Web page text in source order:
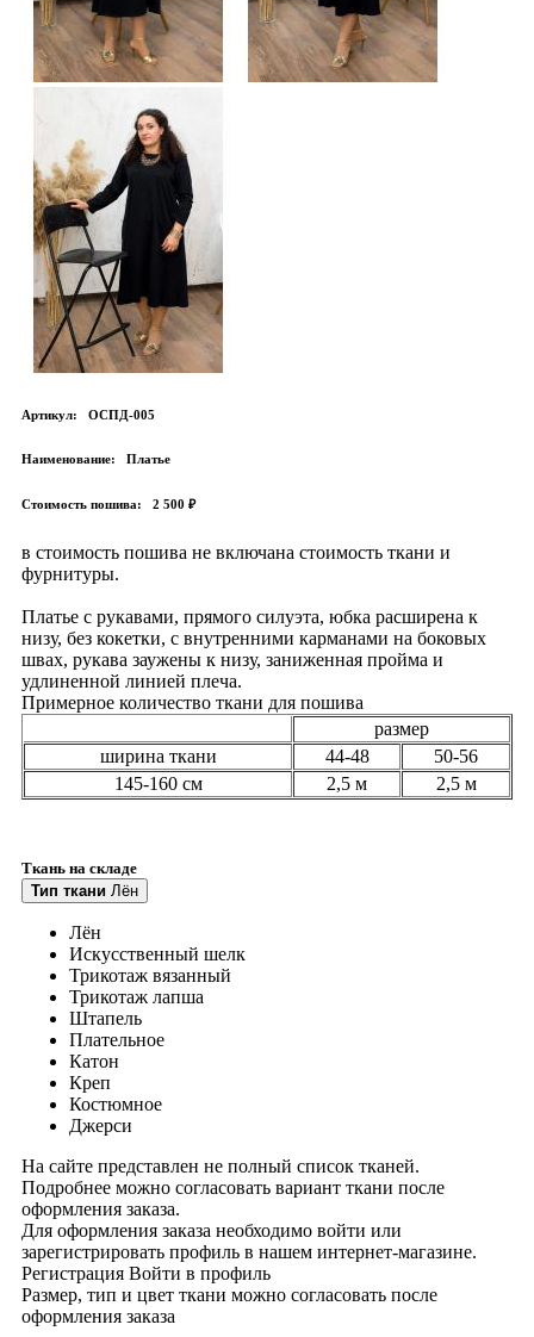
Артикул: ОСПД-005
Наименование: Платье
Стоимость пошива: 2 500 ₽
в стоимость пошива не включана стоимость ткани и
фурнитуры.
Платье с рукавами, прямого силуэта, юбка расширена к
низу, без кокетки, с внутренними карманами на боковых
швах, рукава заужены к низу, заниженная пройма и
удлиненной линией плеча.
Примерное количество ткани для пошива
размер
ширина ткани
44-48
50-56
145-160 см
2,5 м 2,5 м
Ткань на складе
Тип ткани Лён
Лён
Искусственный шелк
Трикотаж вязанный
Трикотаж лапша
Штапель
Плательное
Катон
Креп
Костюмное
Джерси
На сайте представлен не полный список тканей.
Подробнее можно согласовать вариант ткани после
оформления заказа.
Для оформления заказа необходимо войти или
зарегистрировать профиль в нашем интернет-магазине.
Регистрация Войти в профиль
Размер, тип и цвет ткани можно согласовать после
оформления заказа